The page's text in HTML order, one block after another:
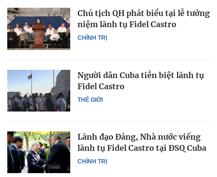
CHÍNH TRỊ
Chủ tịch QH phát biểu tại lễ tưởng
niệm lãnh tụ Fidel Castro
THẾ GIỚI
Người dân Cuba tiễn biệt lãnh tụ
Fidel Castro
CHÍNH TRỊ
Lãnh đạo Đảng, Nhà nước viếng
lãnh tụ Fidel Castro tại ĐSQ Cuba